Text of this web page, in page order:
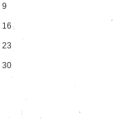
9
16
23
30